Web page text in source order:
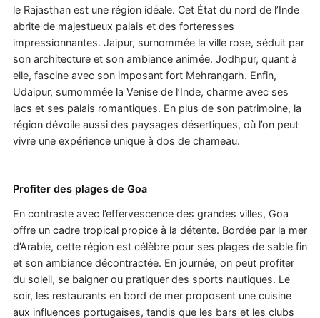
le Rajasthan est une région idéale. Cet État du nord de l’Inde
abrite de majestueux palais et des forteresses
impressionnantes. Jaipur, surnommée la ville rose, séduit par
son architecture et son ambiance animée. Jodhpur, quant à
elle, fascine avec son imposant fort Mehrangarh. Enfin,
Udaipur, surnommée la Venise de l’Inde, charme avec ses
lacs et ses palais romantiques. En plus de son patrimoine, la
région dévoile aussi des paysages désertiques, où l’on peut
vivre une expérience unique à dos de chameau.
Profiter des plages de Goa
En contraste avec l’effervescence des grandes villes, Goa
offre un cadre tropical propice à la détente. Bordée par la mer
d’Arabie, cette région est célèbre pour ses plages de sable fin
et son ambiance décontractée. En journée, on peut profiter
du soleil, se baigner ou pratiquer des sports nautiques. Le
soir, les restaurants en bord de mer proposent une cuisine
aux influences portugaises, tandis que les bars et les clubs